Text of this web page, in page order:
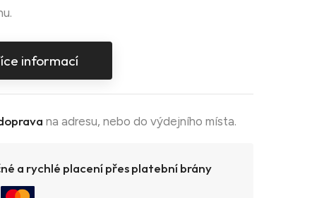
informací
na adresu, nebo do výdejního místa.
a rychlé placení přes platební brány